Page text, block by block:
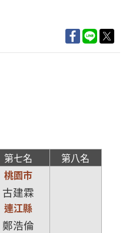
第七名
第八名
桃園市
古建霖
連江縣
鄭浩倫